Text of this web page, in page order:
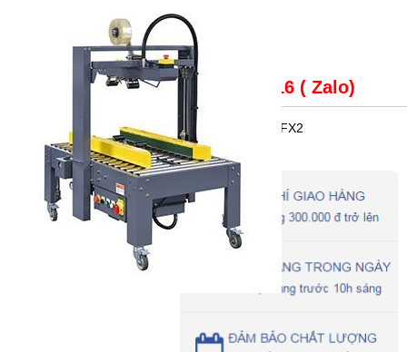
Giá bán: LH: 0979148816 ( Zalo)
Trạng thái : Máy dán thùng carton tự động CFX2